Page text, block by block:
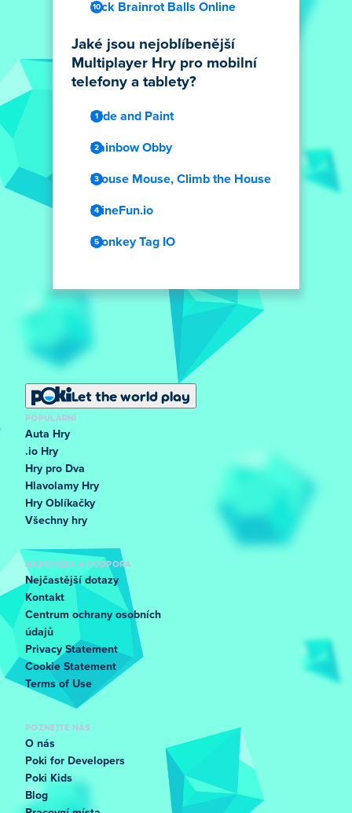
Kick Brainrot Balls Online
Jaké jsou nejoblíbenější
Multiplayer Hry pro mobilní
telefony a tablety?
Hide and Paint
Rainbow Obby
Mouse Mouse, Climb the House
MineFun.io
Monkey Tag IO
Let the world play
POPULÁRNÍ
Auta Hry
.io Hry
Hry pro Dva
Hlavolamy Hry
Hry Oblíkačky
Všechny hry
NÁPOVĚDA A PODPORA
Nejčastější dotazy
Kontakt
Centrum ochrany osobních
údajů
Privacy Statement
Cookie Statement
Terms of Use
POZNEJTE NÁS
O nás
Poki for Developers
Poki Kids
Blog